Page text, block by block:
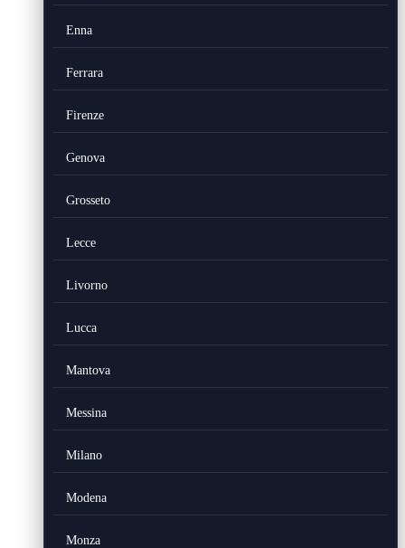
Enna
Ferrara
Firenze
Genova
Grosseto
Lecce
Livorno
Lucca
Mantova
Messina
Milano
Modena
Monza